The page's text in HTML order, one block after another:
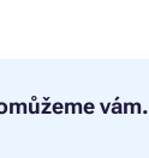
vám.